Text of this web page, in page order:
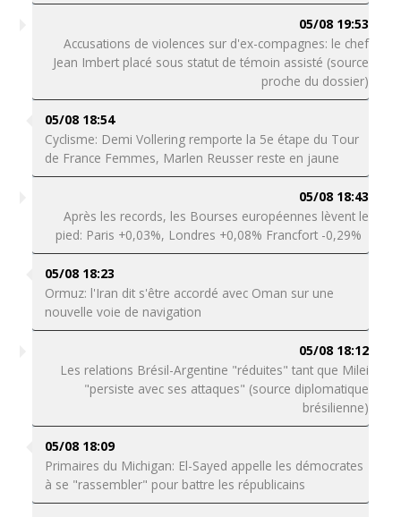
05/08 19:53
Accusations de violences sur d'ex-compagnes: le chef
Jean Imbert placé sous statut de témoin assisté (source
proche du dossier)
05/08 18:54
Cyclisme: Demi Vollering remporte la 5e étape du Tour
de France Femmes, Marlen Reusser reste en jaune
05/08 18:43
Après les records, les Bourses européennes lèvent le
pied: Paris +0,03%, Londres +0,08% Francfort -0,29%
05/08 18:23
Ormuz: l'Iran dit s'être accordé avec Oman sur une
nouvelle voie de navigation
05/08 18:12
Les relations Brésil-Argentine "réduites" tant que Milei
"persiste avec ses attaques" (source diplomatique
brésilienne)
05/08 18:09
Primaires du Michigan: El-Sayed appelle les démocrates
à se "rassembler" pour battre les républicains